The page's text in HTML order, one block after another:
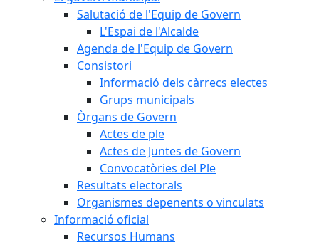
Salutació de l'Equip de Govern
L'Espai de l'Alcalde
Agenda de l'Equip de Govern
Consistori
Informació dels càrrecs electes
Grups municipals
Òrgans de Govern
Actes de ple
Actes de Juntes de Govern
Convocatòries del Ple
Resultats electorals
Organismes depenents o vinculats
Informació oficial
Recursos Humans